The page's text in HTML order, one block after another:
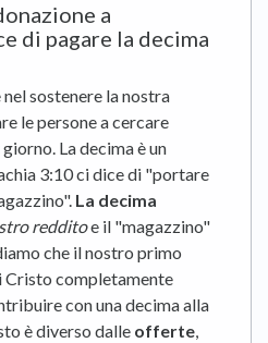
a
di pagare la decima
sostenere la nostra
le persone a cercare
La decima è un
3:10 ci dice di "portare
La decima
redditoe il "magazzino"
che il nostro primo
Cristo completamente
con una decima alla
è diverso dalle offerte,